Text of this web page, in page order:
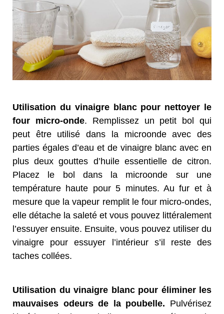
Utilisation du vinaigre blanc pour nettoyer le
four micro-onde. Remplissez un petit bol qui
peut être utilisé dans la microonde avec des
parties égales d’eau et de vinaigre blanc avec en
plus deux gouttes d’huile essentielle de citron.
Placez le bol dans la microonde sur une
température haute pour 5 minutes. Au fur et à
mesure que la vapeur remplit le four micro-ondes,
elle détache la saleté et vous pouvez littéralement
l’essuyer ensuite. Ensuite, vous pouvez utiliser du
vinaigre pour essuyer l’intérieur s’il reste des
taches collées.
Utilisation du vinaigre blanc pour éliminer les
mauvaises odeurs de la poubelle. Pulvérisez